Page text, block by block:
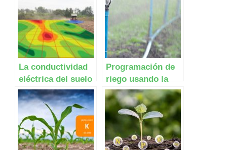
La conductividad
eléctrica del suelo
Programación de
riego usando la
evapotranspiración